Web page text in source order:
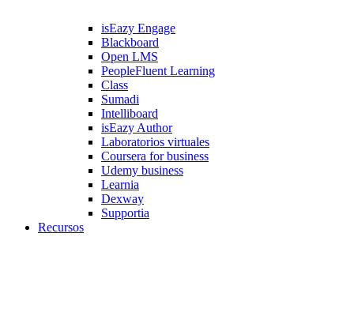
isEazy Engage
Blackboard
Open LMS
PeopleFluent Learning
Class
Sumadi
Intelliboard
isEazy Author
Laboratorios virtuales
Coursera for business
Udemy business
Learnia
Dexway
Supportia
Recursos